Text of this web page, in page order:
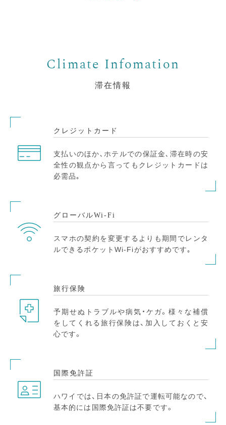
虹の州とも呼ばれるハワイの虹を楽しめます｡
滞在情報
クレジットカード
支払いのほか､ホテルでの保証金､滞在時の安
全性の観点から言ってもクレジットカードは
必需品｡
グローバルWi-Fi
スマホの契約を変更するよりも期間でレンタ
ルできるポケットWi-Fiがおすすめです｡
旅行保険
予期せぬトラブルや病気・ケガ。様々な補償
をしてくれる旅行保険は、加入しておくと安
心です。
国際免許証
ハワイでは、日本の免許証で運転可能なので、
基本的には国際免許証は不要です。